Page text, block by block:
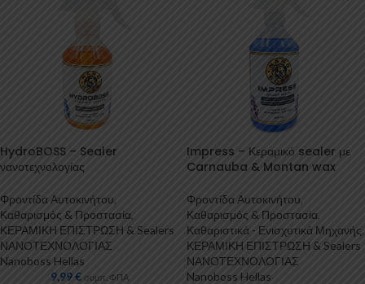
HydroBOSS – Sealer
νανοτεχνολογίας
Φροντίδα Αυτοκινήτου
Καθαρισμός & Προστασία
ΚΕΡΑΜΙΚΗ ΕΠΙΣΤΡΩΣΗ & Sealers
ΝΑΝΟΤΕΧΝΟΛΟΓΙΑΣ
Nanoboss Hellas
9,99€ συμπ. ΦΠΑ
Impress – Κεραμικό sealer με
Carnauba & Montan wax
Φροντίδα Αυτοκινήτου
Καθαρισμός & Προστασία
Καθαριστικά - Ενισχυτικά Μηχανής,
ΚΕΡΑΜΙΚΗ ΕΠΙΣΤΡΩΣΗ & Sealers
ΝΑΝΟΤΕΧΝΟΛΟΓΙΑΣ
Nanoboss Hellas